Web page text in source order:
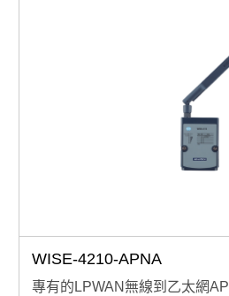
WISE-4210-APNA
專有的LPWAN無線到乙太網AP